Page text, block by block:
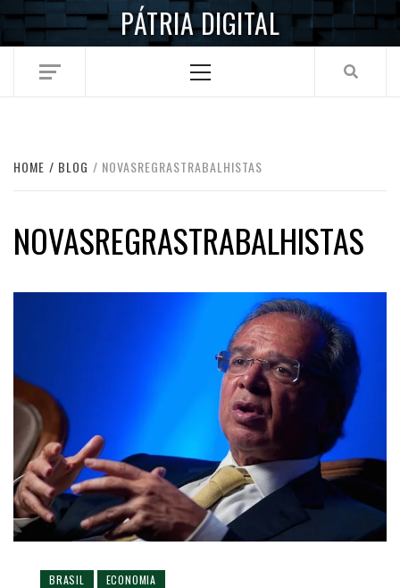
Skip
PÁTRIA DIGITAL
Menu
HOME BLOG NOVASREGRASTRABALHISTAS
NOVASREGRASTRABALHISTAS
BRASIL ECONOMIA